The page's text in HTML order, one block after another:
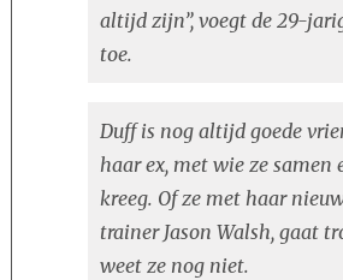
altijd zijn”, voegt de 29-
toe.
Duff is nog altijd goede
haar ex, met wie ze samen
kreeg. Of ze met haar
trainer Jason Walsh, gaat
weet ze nog niet.